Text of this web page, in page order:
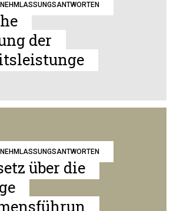
der
über die